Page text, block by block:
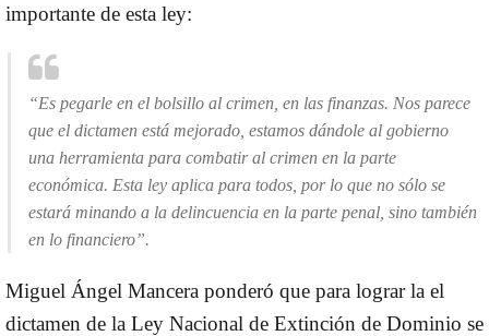
importante de esta ley:
“Es pegarle en el bolsillo al crimen, en las finanzas. Nos parece
que el dictamen está mejorado, estamos dándole al gobierno
una herramienta para combatir al crimen en la parte
económica. Esta ley aplica para todos, por lo que no sólo se
estará minando a la delincuencia en la parte penal, sino también
en lo financiero”.
Miguel Ángel Mancera ponderó que para lograr la el
dictamen de la Ley Nacional de Extinción de Dominio se